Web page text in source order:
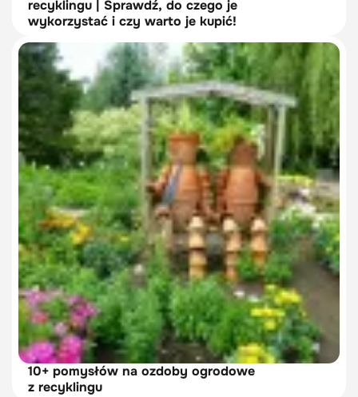
recyklingu | Sprawdź, do czego je
wykorzystać i czy warto je kupić!
10+ pomysłów na ozdoby ogrodowe
z recyklingu